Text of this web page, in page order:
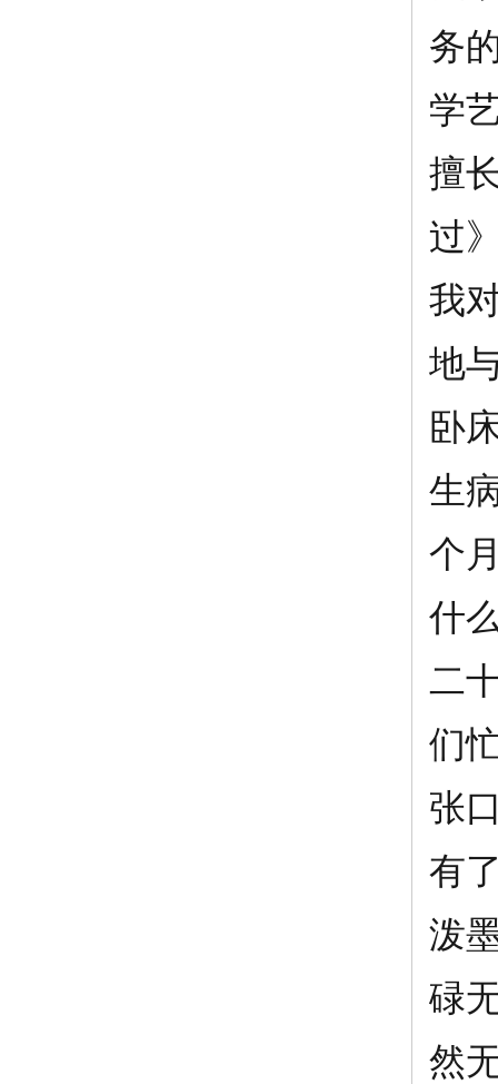
务
学
擅
过
我
地
卧
生
个
什
二
们
张
有
泼
碌
然